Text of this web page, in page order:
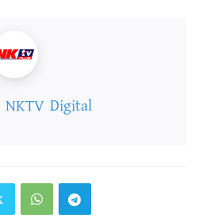
NKTV Digital